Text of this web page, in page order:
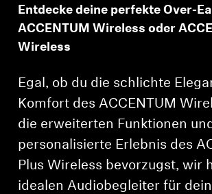
Entdecke deine perfekte Over-
ACCENTUM Wireless oder
Wireless
Egal, ob du die schlichte
Komfort des ACCENTUM
die erweiterten Funktionen
personalisierte Erlebnis des
Plus Wireless bevorzugst, wir
idealen Audiobegleiter für